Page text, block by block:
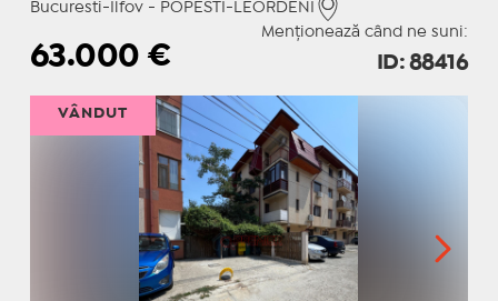
Bucuresti-Ilfov - POPESTI-LEORDENI
Menționează când ne suni:
63.000€ ID: 88416
VÂNDUT